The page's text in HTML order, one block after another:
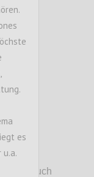
auch
es